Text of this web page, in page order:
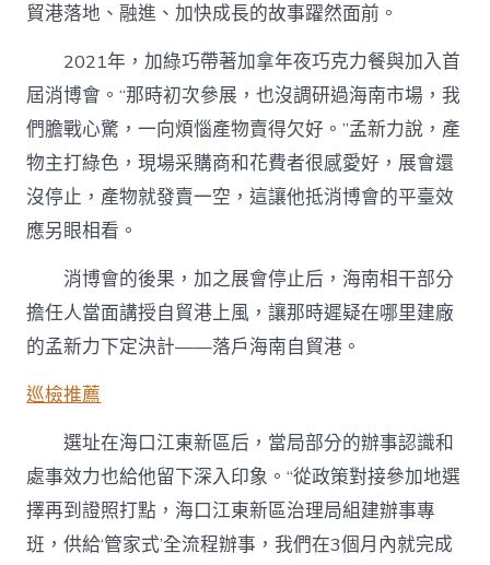
貿港落地、融進、加快成長的故事躍然面前。
2021年，加綠巧帶著加拿年夜巧克力餐與加入首
屆消博會。“那時初次參展，也沒調研過海南市場，我
們膽戰心驚，一向煩惱產物賣得欠好。”孟新力說，產
物主打綠色，現場采購商和花費者很感愛好，展會還
沒停止，產物就發賣一空，這讓他抵消博會的平臺效
應另眼相看。
消博會的後果，加之展會停止后，海南相干部分
擔任人當面講授自貿港上風，讓那時遲疑在哪里建廠
的孟新力下定決計——落戶海南自貿港。
巡檢推薦
選址在海口江東新區后，當局部分的辦事認識和
處事效力也給他留下深入印象。“從政策對接參加地選
擇再到證照打點，海口江東新區治理局組建辦事專
班，供給‘管家式’全流程辦事，我們在3個月內就完成